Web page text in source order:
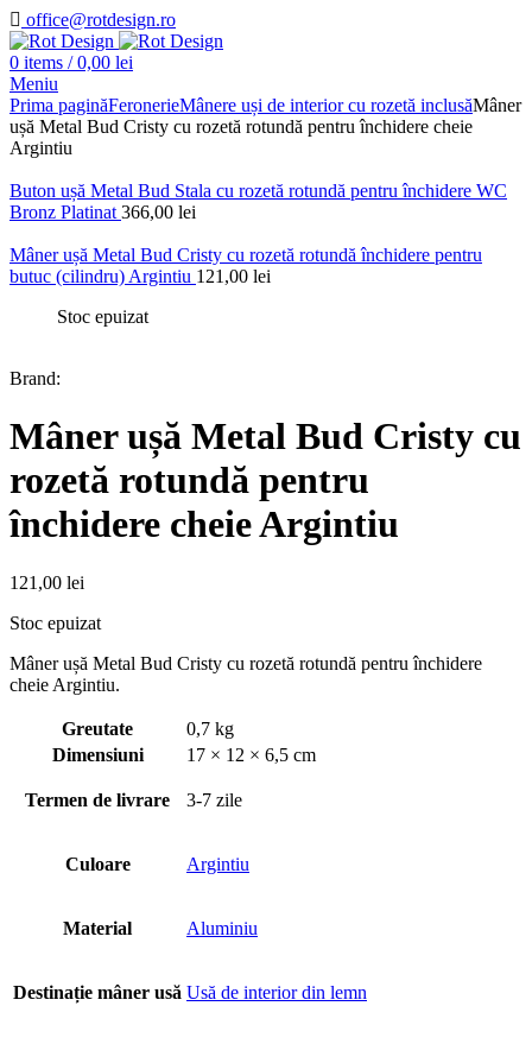
office@rotdesign.ro
0 items / 0,00 lei
Meniu
Prima paginăFeronerieMânere uși de interior cu rozetă inclusăMâner
ușă Metal Bud Cristy cu rozetă rotundă pentru închidere cheie
Argintiu
Buton ușă Metal Bud Stala cu rozetă rotundă pentru închidere WC
Bronz Platinat 366,00 lei
Mâner ușă Metal Bud Cristy cu rozetă rotundă închidere pentru
butuc (cilindru) Argintiu 121,00 lei
Stoc epuizat
Brand:
Mâner ușă Metal Bud Cristy cu
rozetă rotundă pentru
închidere cheie Argintiu
121,00 lei
Stoc epuizat
Mâner ușă Metal Bud Cristy cu rozetă rotundă pentru închidere
cheie Argintiu.
Greutate
0,7 kg
Dimensiuni
17 × 12 × 6,5 cm
Termen de livrare 3-7 zile
Culoare Argintiu
Material Aluminiu
Destinație mâner usă Usă de interior din lemn